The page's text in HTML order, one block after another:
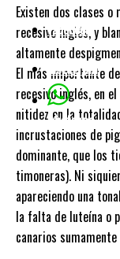
facebook
Instagram
whatsapp
Existen dos clases o
recesivo inglés, y
altamente
El más importante
recesivo inglés, en
nitidez en la
incrustaciones de
dominante, que los
timoneras). Ni
apareciendo una
la falta de luteína o
canarios